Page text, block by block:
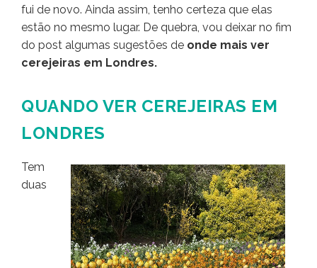
fui de novo. Ainda assim, tenho certeza que elas
estão no mesmo lugar. De quebra, vou deixar no fim
do post algumas sugestões de onde mais ver
cerejeiras em Londres.
QUANDO VER CEREJEIRAS EM
LONDRES
Tem
duas